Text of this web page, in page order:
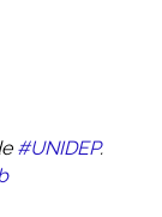
#UNIDEP.